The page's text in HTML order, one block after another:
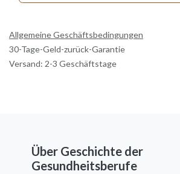
Allgemeine Geschäftsbedingungen
30-Tage-Geld-zurück-Garantie
Versand: 2-3 Geschäftstage
Über Geschichte der
Gesundheitsberufe